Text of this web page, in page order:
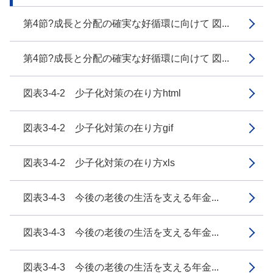
第4節?成長と分配の確実な好循環に向けて 図...
第4節?成長と分配の確実な好循環に向けて 図...
図表3-4-2 少子化対策の在り方html
図表3-4-2 少子化対策の在り方gif
図表3-4-2 少子化対策の在り方xls
図表3-4-3 今後の老後の生活を支える年金...
図表3-4-3 今後の老後の生活を支える年金...
図表3-4-3 今後の老後の生活を支える年金...